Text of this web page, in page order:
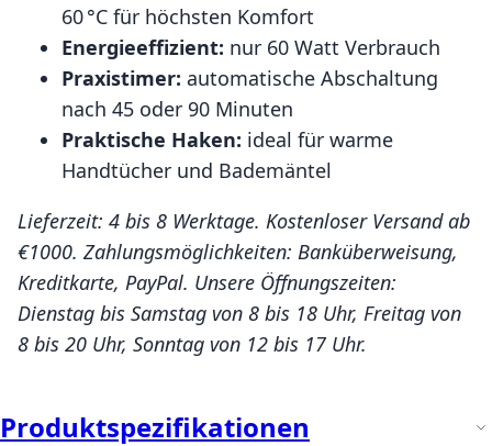
60 °C für höchsten Komfort
Energieeffizient: nur 60 Watt Verbrauch
Praxistimer: automatische Abschaltung
nach 45 oder 90 Minuten
Praktische Haken: ideal für warme
Handtücher und Bademäntel
Lieferzeit: 4 bis 8 Werktage. Kostenloser Versand ab
€1000. Zahlungsmöglichkeiten: Banküberweisung,
Kreditkarte, PayPal. Unsere Öffnungszeiten:
Dienstag bis Samstag von 8 bis 18 Uhr, Freitag von
8 bis 20 Uhr, Sonntag von 12 bis 17 Uhr.
Produktspezifikationen